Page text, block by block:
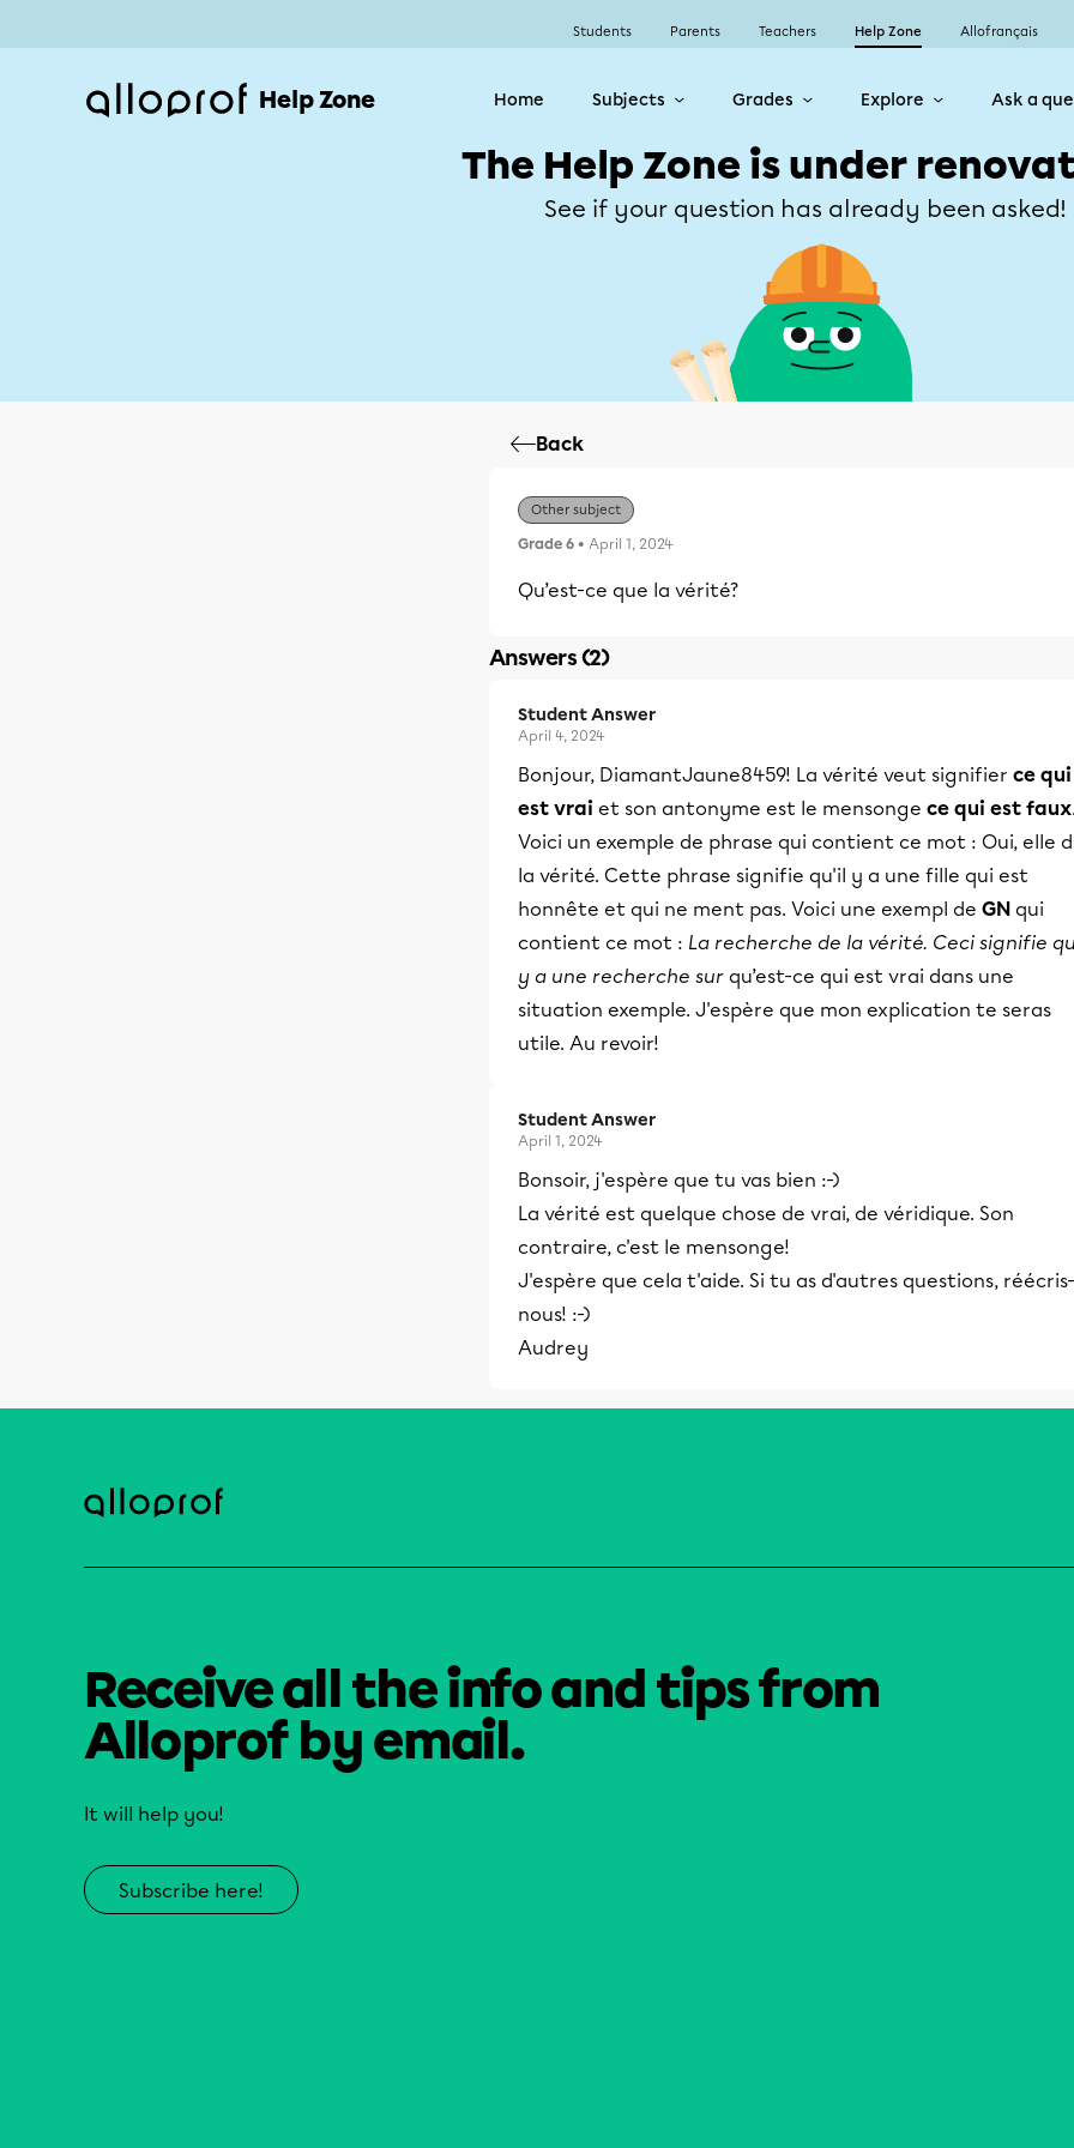
Students Parents Teachers Help Zone Allofrançais
Help Zone Home Subjects Grades Explore Ask a
The Help Zone is under
See if your question has already been asked!
Back
Other subject
Grade 6 • April 1, 2024
Qu’est-ce que la vérité?
Answers (2)
Student Answer
April 4, 2024
Bonjour, DiamantJaune8459! La vérité veut signifier ce qui
est vrai et son antonyme est le mensonge ce qui est faux
Voici un exemple de phrase qui contient ce mot : Oui, elle
la vérité. Cette phrase signifie qu'il y a une fille qui est
honnête et qui ne ment pas. Voici une exempl de GN qui
contient ce mot : La recherche de la vérité. Ceci signifie
y a une recherche sur qu’est-ce qui est vrai dans une
situation exemple. J'espère que mon explication te seras
utile. Au revoir!
Student Answer
April 1, 2024
Bonsoir, j'espère que tu vas bien :-)
La vérité est quelque chose de vrai, de véridique. Son
contraire, c'est le mensonge!
J'espère que cela t'aide. Si tu as d'autres questions, réécris-
nous! :-)
Audrey
Receive all the info and tips from
Alloprof by email.
It will help you!
Subscribe here!